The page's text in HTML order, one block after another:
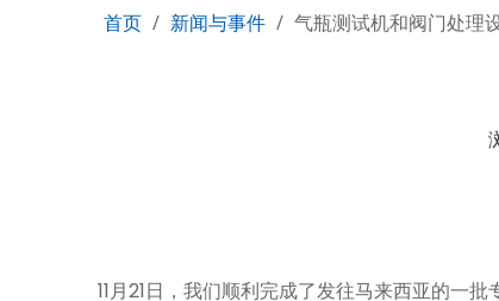
首页 / 新闻与事件 / 气瓶测试机和阀门处理
11月21日，我们顺利完成了发往马来西亚的一